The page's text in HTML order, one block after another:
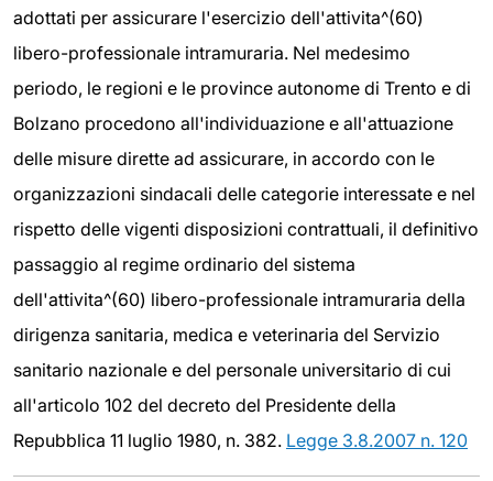
adottati per assicurare l'esercizio dell'attivita^(60)
libero-professionale intramuraria. Nel medesimo
periodo, le regioni e le province autonome di Trento e di
Bolzano procedono all'individuazione e all'attuazione
delle misure dirette ad assicurare, in accordo con le
organizzazioni sindacali delle categorie interessate e nel
rispetto delle vigenti disposizioni contrattuali, il definitivo
passaggio al regime ordinario del sistema
dell'attivita^(60) libero-professionale intramuraria della
dirigenza sanitaria, medica e veterinaria del Servizio
sanitario nazionale e del personale universitario di cui
all'articolo 102 del decreto del Presidente della
Repubblica 11 luglio 1980, n. 382. Legge 3.8.2007 n. 120